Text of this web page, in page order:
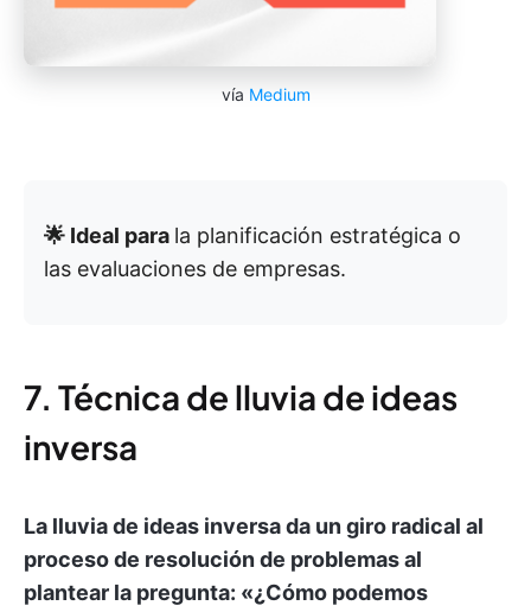
vía Medium
🌟 Ideal para la planificación estratégica o
las evaluaciones de empresas.
7. Técnica de lluvia de ideas
inversa
La lluvia de ideas inversa da un giro radical al
proceso de resolución de problemas al
plantear la pregunta: «¿Cómo podemos